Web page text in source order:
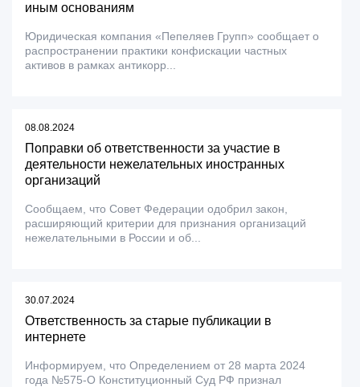
иным основаниям
Юридическая компания «Пепеляев Групп» сообщает о
распространении практики конфискации частных
активов в рамках антикорр...
08.08.2024
Поправки об ответственности за участие в
деятельности нежелательных иностранных
организаций
Сообщаем, что Совет Федерации одобрил закон,
расширяющий критерии для признания организаций
нежелательными в России и об...
30.07.2024
Ответственность за старые публикации в
интернете
Информируем, что Определением от 28 марта 2024
года №575-О Конституционный Суд РФ признал